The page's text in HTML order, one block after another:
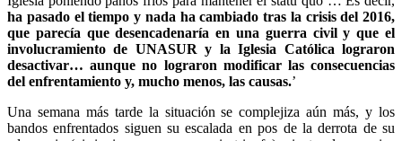
ha pasado el tiempo y nada ha cambiado tras la crisis del 2016,
que parecía que desencadenaría en una guerra civil y que el
involucramiento de UNASUR y la Iglesia Católica lograron
desactivar… aunque no lograron modificar las consecuencias
del enfrentamiento y, mucho menos, las causas.’
Una semana más tarde la situación se complejiza aún más, y los
bandos enfrentados siguen su escalada en pos de la derrota de su